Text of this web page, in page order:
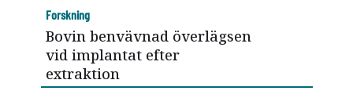
Bovin benvävnad överlägsen
vid implantat efter
extraktion
Forskning